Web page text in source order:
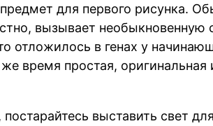
для первого рисунка.
вызывает необыкновенную
отложилось в генах у
время простая, оригинальная
выставить свет